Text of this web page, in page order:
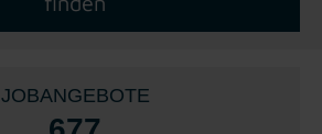
JOBANGEBOTE